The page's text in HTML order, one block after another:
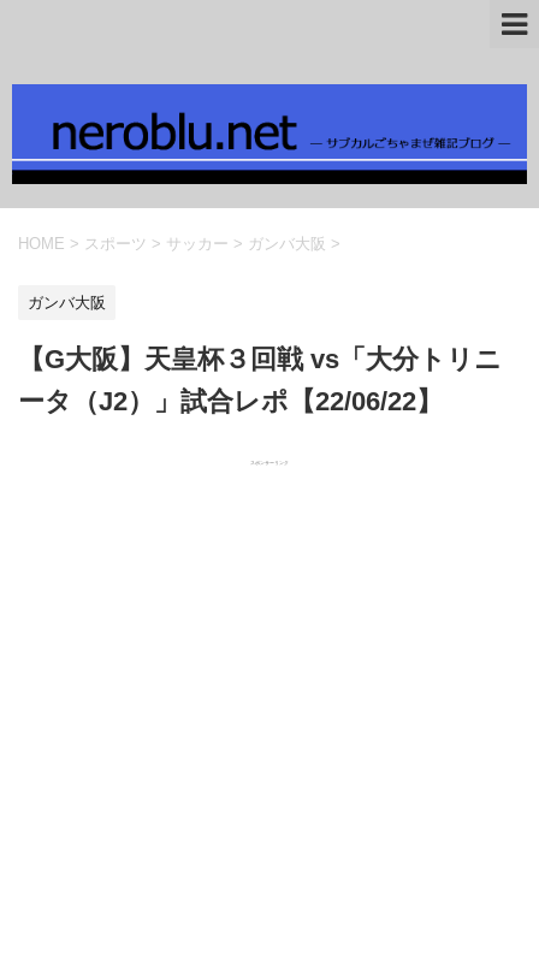
HOME > スポーツ > サッカー > ガンバ大阪 >
ガンバ大阪
【G大阪】天皇杯３回戦 vs「大分トリニ
ータ（J2）」試合レポ【22/06/22】
スポンサーリンク